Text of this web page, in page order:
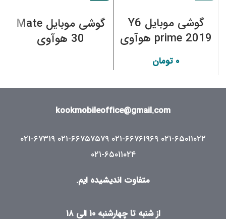
گوشی موبایل Y6
prime 2019 هوآوی
۰ تومان
گوشی موبایل Mate
30 هوآوی
kookmobileoffice@gmail.com
۰۲۱-۶۷۳۱۹ ۰۲۱-۶۶۷۵۷۵۷۹ ۰۲۱-۶۶۷۶۱۹۶۹ ۰۲۱-۶۵۰۱۱۰۲۲
۰۲۱-۶۵۰۱۱۰۲۴
متفاوت اندیشیده ایم.
از شنبه تا چهارشنبه ۱۰ الی ۱۸